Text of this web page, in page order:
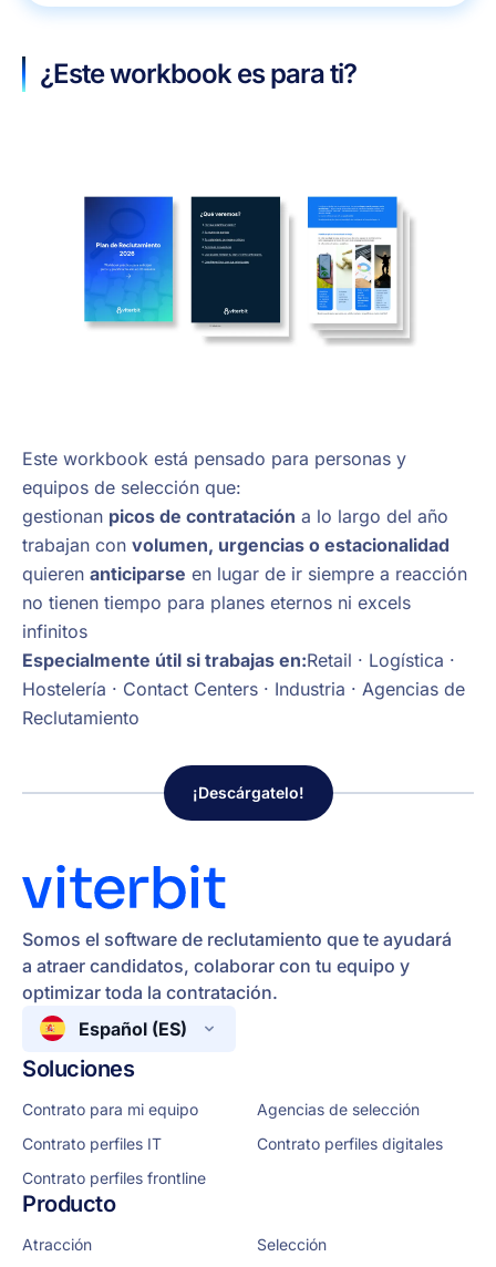
¿Este workbook es para ti?
Este workbook está pensado para personas y
equipos de selección que:
gestionan picos de contratación a lo largo del año
trabajan con volumen, urgencias o estacionalidad
quieren anticiparse en lugar de ir siempre a reacción
no tienen tiempo para planes eternos ni excels
infinitos
Especialmente útil si trabajas en:Retail · Logística ·
Hostelería · Contact Centers · Industria · Agencias de
Reclutamiento
¡Descárgatelo!
Somos el software de reclutamiento que te ayudará
a atraer candidatos, colaborar con tu equipo y
optimizar toda la contratación.
Español (ES)
Soluciones
Contrato para mi equipo
Agencias de selección
Contrato perfiles IT
Contrato perfiles digitales
Contrato perfiles frontline
Producto
Atracción
Selección